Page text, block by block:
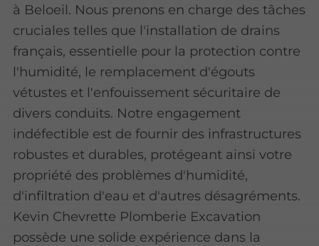
à Beloeil. Nous prenons en charge des tâches
cruciales telles que l'installation de drains
français, essentielle pour la protection contre
l'humidité, le remplacement d'égouts
vétustes et l'enfouissement sécuritaire de
divers conduits. Notre engagement
indéfectible est de fournir des infrastructures
robustes et durables, protégeant ainsi votre
propriété des problèmes d'humidité,
d'infiltration d'eau et d'autres désagréments.
Kevin Chevrette Plomberie Excavation
possède une solide expérience dans la